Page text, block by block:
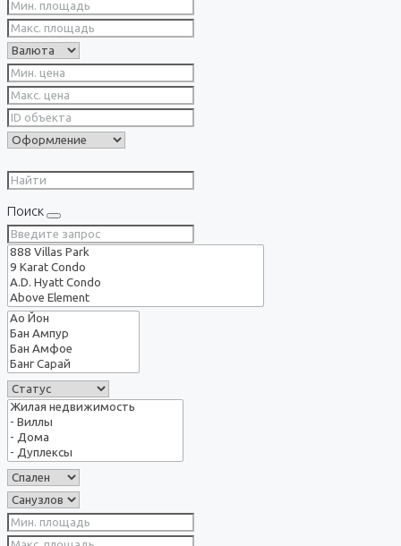
Поиск